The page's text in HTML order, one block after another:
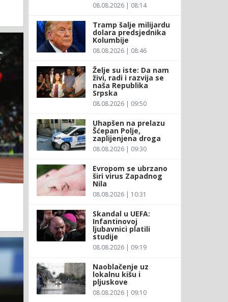
08.08.2026 | 08:14
Tramp šalje milijardu
dolara predsjednika
Kolumbije
08.08.2026 | 08:46
Želje su iste: Da nam
živi, radi i razvija se
naša Republika
Srpska
08.08.2026 | 09:50
Uhapšen na prelazu
Šćepan Polje,
zaplijenjena droga
08.08.2026 | 09:30
Evropom se ubrzano
širi virus Zapadnog
Nila
08.08.2026 | 10:31
Skandal u UEFA:
Infantinovoj
ljubavnici platili
studije
08.08.2026 | 09:19
Naoblačenje uz
lokalnu kišu i
pljuskove
08.08.2026 | 09:10